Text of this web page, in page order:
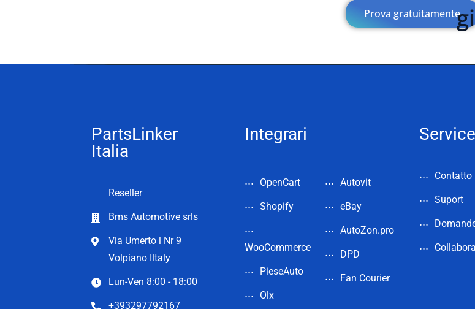
Prova gratuitamente
PartsLinker
Italia
Reseller
Bms Automotive srls
Via Umerto l Nr 9
Volpiano Iltaly
Lun-Ven 8:00 - 18:00
+393297792167
Integrari
OpenCart
Shopify
WooCommerce
PieseAuto
Olx
Autovit
eBay
AutoZon.pro
DPD
Fan Courier
Service
Contatto
Suport